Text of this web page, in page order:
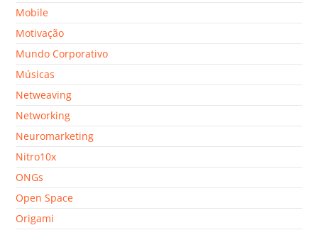
Mobile
Motivação
Mundo Corporativo
Músicas
Netweaving
Networking
Neuromarketing
Nitro10x
ONGs
Open Space
Origami